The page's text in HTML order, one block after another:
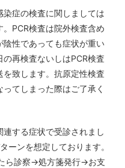
染症の検査に関しましては
PCR検査は院外検査含め
性であっても症状が重い
再検査ないしはPCR検査
致します。抗原定性検査
てしまった際はご了承く
する症状で受診されまし
ーンを想定しております。
診察→処方箋発行→お支